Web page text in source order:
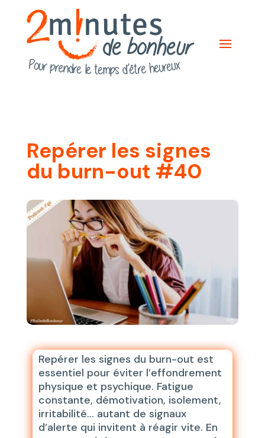
Repérer les signes
du burn-out #40
Repérer les signes du burn-out est
essentiel pour éviter l’effondrement
physique et psychique. Fatigue
constante, démotivation, isolement,
irritabilité… autant de signaux
d’alerte qui invitent à réagir vite. En